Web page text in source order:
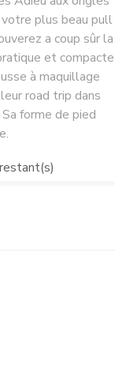
plus beau pull
a coup sûr la
et compacte
à maquillage
road trip dans
forme de pied